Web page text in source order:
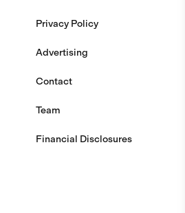
Privacy Policy
Advertising
Contact
Team
Financial Disclosures